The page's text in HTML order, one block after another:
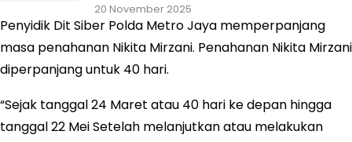
20 November 2025
Penyidik Dit Siber Polda Metro Jaya memperpanjang
masa penahanan Nikita Mirzani. Penahanan Nikita Mirzani
diperpanjang untuk 40 hari.
“Sejak tanggal 24 Maret atau 40 hari ke depan hingga
tanggal 22 Mei Setelah melanjutkan atau melakukan